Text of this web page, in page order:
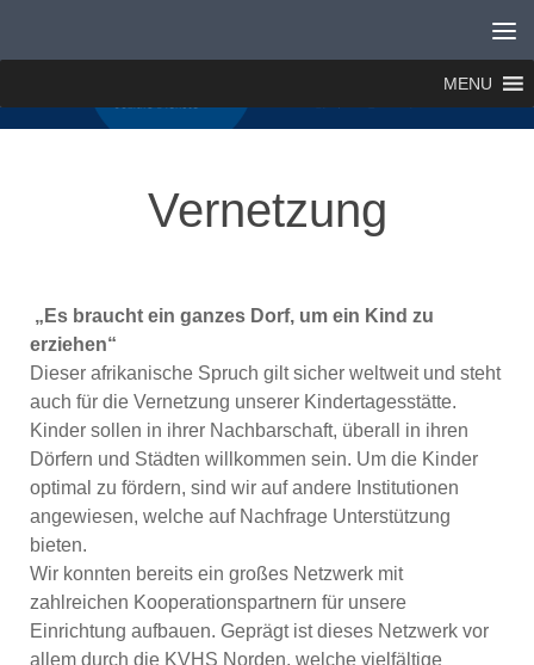
MENU
Vernetzung
„Es braucht ein ganzes Dorf, um ein Kind zu
erziehen“
Dieser afrikanische Spruch gilt sicher weltweit und steht
auch für die Vernetzung unserer Kindertagesstätte.
Kinder sollen in ihrer Nachbarschaft, überall in ihren
Dörfern und Städten willkommen sein. Um die Kinder
optimal zu fördern, sind wir auf andere Institutionen
angewiesen, welche auf Nachfrage Unterstützung
bieten.
Wir konnten bereits ein großes Netzwerk mit
zahlreichen Kooperationspartnern für unsere
Einrichtung aufbauen. Geprägt ist dieses Netzwerk vor
allem durch die KVHS Norden, welche vielfältige